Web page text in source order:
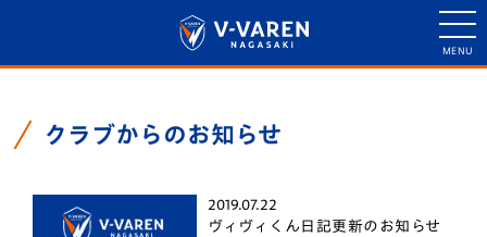
クラブからのお知らせ
2019.07.22
ヴィヴィくん日記更新のお知らせ